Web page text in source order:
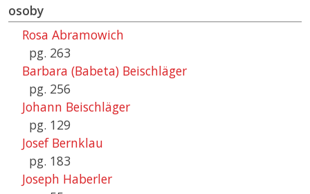
osoby
Rosa Abramowich
pg. 263
Barbara (Babeta) Beischläger
pg. 256
Johann Beischläger
pg. 129
Josef Bernklau
pg. 183
Joseph Haberler